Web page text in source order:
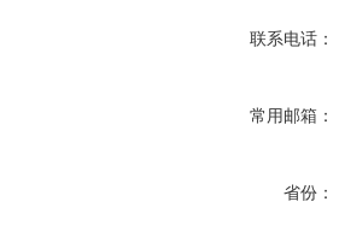
联系电话：
常用邮箱：
省份：